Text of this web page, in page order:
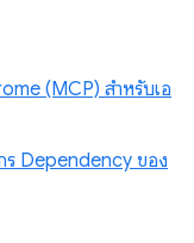
(MCP) สำหรับเอ
Dependency ของ